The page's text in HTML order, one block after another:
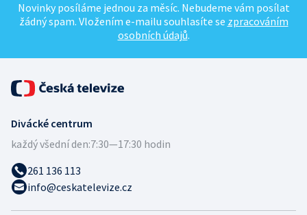
Novinky posíláme jednou za měsíc. Nebudeme vám posílat
žádný spam. Vložením e-mailu souhlasíte se zpracováním
osobních údajů.